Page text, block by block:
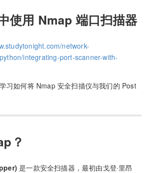
使用 Nmap 端口扫描器
network-
integrating-port-scanner-with-
习如何将 Nmap 安全扫描仪与我们的 Post
？
是一款安全扫描器，最初由戈登·里昂